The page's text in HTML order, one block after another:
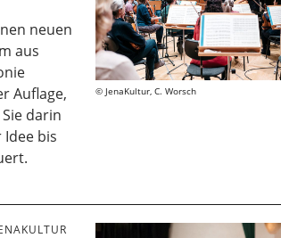
JenaKultur, C. Worsch
neuen
aus
Auflage,
darin
Idee bis